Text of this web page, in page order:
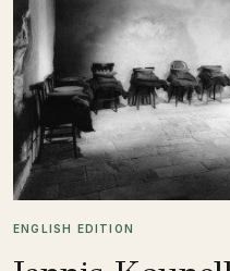
ENGLISH EDITION